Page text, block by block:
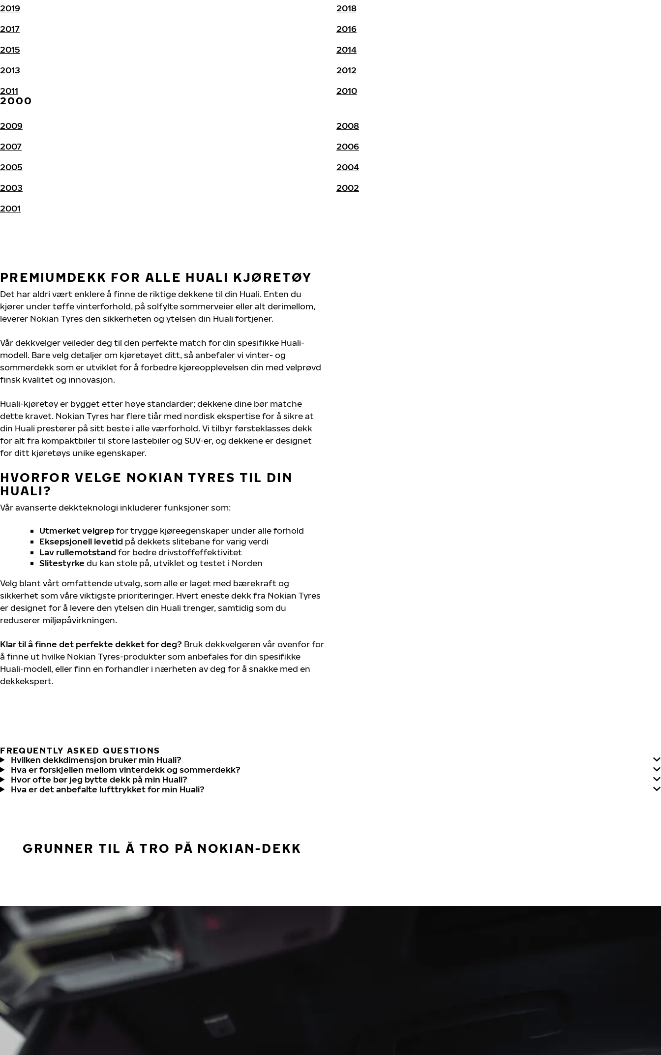
2019
2018
2017
2016
2015
2014
2013
2012
2011
2010
2000
2009
2008
2007
2006
2005
2004
2003
2002
2001
PREMIUMDEKK FOR ALLE HUALI KJØRETØY
Det har aldri vært enklere å finne de riktige dekkene til din Huali. Enten du
kjører under tøffe vinterforhold, på solfylte sommerveier eller alt derimellom,
leverer Nokian Tyres den sikkerheten og ytelsen din Huali fortjener.
Vår dekkvelger veileder deg til den perfekte match for din spesifikke Huali-
modell. Bare velg detaljer om kjøretøyet ditt, så anbefaler vi vinter- og
sommerdekk som er utviklet for å forbedre kjøreopplevelsen din med velprøvd
finsk kvalitet og innovasjon.
Huali-kjøretøy er bygget etter høye standarder; dekkene dine bør matche
dette kravet. Nokian Tyres har flere tiår med nordisk ekspertise for å sikre at
din Huali presterer på sitt beste i alle værforhold. Vi tilbyr førsteklasses dekk
for alt fra kompaktbiler til store lastebiler og SUV-er, og dekkene er designet
for ditt kjøretøys unike egenskaper.
HVORFOR VELGE NOKIAN TYRES TIL DIN
HUALI?
Vår avanserte dekkteknologi inkluderer funksjoner som:
Utmerket veigrepfor trygge kjøreegenskaper under alle forhold
Eksepsjonell levetid på dekkets slitebane for varig verdi
Lav rullemotstand for bedre drivstoffeffektivitet
Slitestyrke du kan stole på, utviklet og testet i Norden
Velg blant vårt omfattende utvalg, som alle er laget med bærekraft og
sikkerhet som våre viktigste prioriteringer. Hvert eneste dekk fra Nokian Tyres
er designet for å levere den ytelsen din Huali trenger, samtidig som du
reduserer miljøpåvirkningen.
Klar til å finne det perfekte dekket for deg? Bruk dekkvelgeren vår ovenfor for
å finne ut hvilke Nokian Tyres-produkter som anbefales for din spesifikke
Huali-modell, eller finn en forhandler i nærheten av deg for å snakke med en
dekkekspert.
FREQUENTLY ASKED QUESTIONS
Hvilken dekkdimensjon bruker min Huali?
Hva er forskjellen mellom vinterdekk og sommerdekk?
Hvor ofte bør jeg bytte dekk på min Huali?
Hva er det anbefalte lufttrykket for min Huali?
GRUNNER TIL Å TRO PÅ NOKIAN-DEKK